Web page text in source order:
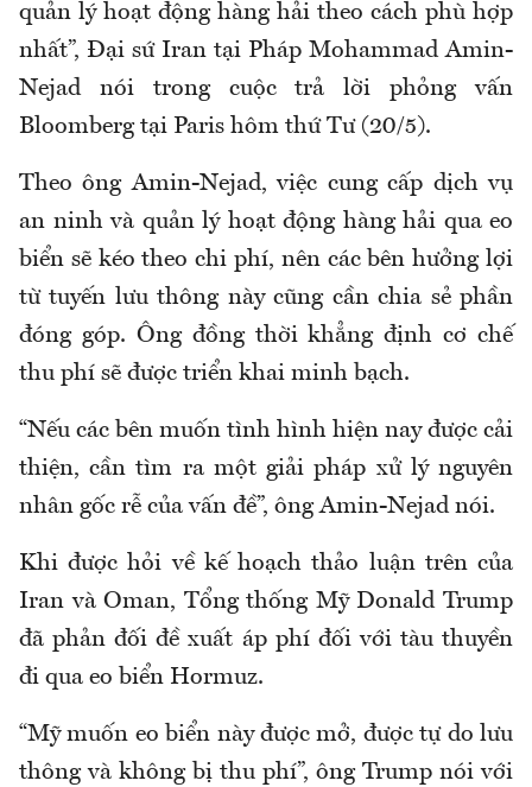
quản lý hoạt động hàng hải theo cách phù hợp
nhất”, Đại sứ Iran tại Pháp Mohammad Amin-
Nejad nói trong cuộc trả lời phỏng vấn
Bloomberg tại Paris hôm thứ Tư (20/5).
Theo ông Amin-Nejad, việc cung cấp dịch vụ
an ninh và quản lý hoạt động hàng hải qua eo
biển sẽ kéo theo chi phí, nên các bên hưởng lợi
từ tuyến lưu thông này cũng cần chia sẻ phần
đóng góp. Ông đồng thời khẳng định cơ chế
thu phí sẽ được triển khai minh bạch.
“Nếu các bên muốn tình hình hiện nay được cải
thiện, cần tìm ra một giải pháp xử lý nguyên
nhân gốc rễ của vấn đề”, ông Amin-Nejad nói.
Khi được hỏi về kế hoạch thảo luận trên của
Iran và Oman, Tổng thống Mỹ Donald Trump
đã phản đối đề xuất áp phí đối với tàu thuyền
đi qua eo biển Hormuz.
“Mỹ muốn eo biển này được mở, được tự do lưu
thông và không bị thu phí”, ông Trump nói với